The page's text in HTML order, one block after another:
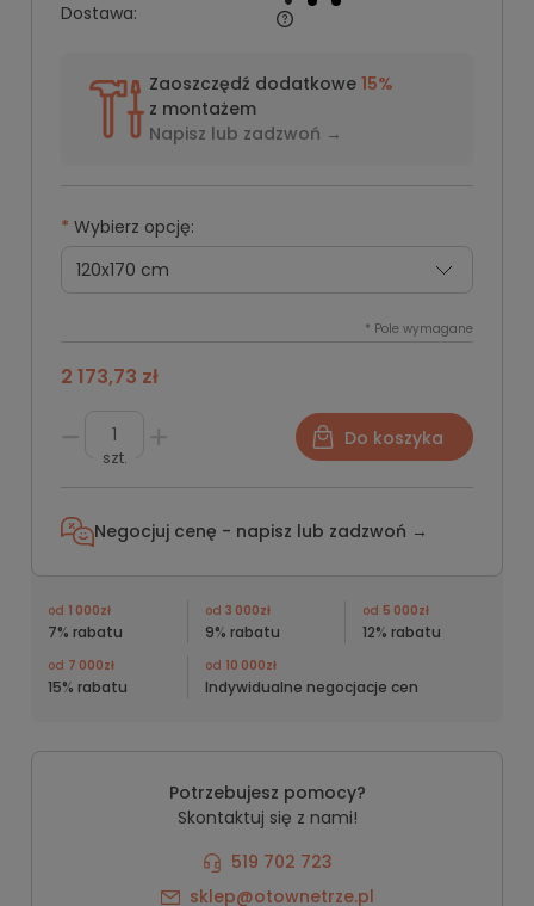
Dostawa:
Zaoszczędź dodatkowe 15%
z montażem
Napisz lub zadzwoń →
* Wybierz opcję:
* Pole wymagane
2 173,73 zł
szt.
Do koszyka
Negocjuj cenę - napisz lub zadzwoń →
od 1 000zł
7% rabatu
od 3 000zł
9% rabatu
od 5 000zł
12% rabatu
od 7 000zł
15% rabatu
od 10 000zł
Indywidualne negocjacje cen
Potrzebujesz pomocy?
Skontaktuj się z nami!
519 702 723
sklep@otownetrze.pl